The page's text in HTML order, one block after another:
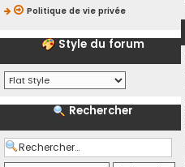
Politique de vie privée
Style du forum
Rechercher